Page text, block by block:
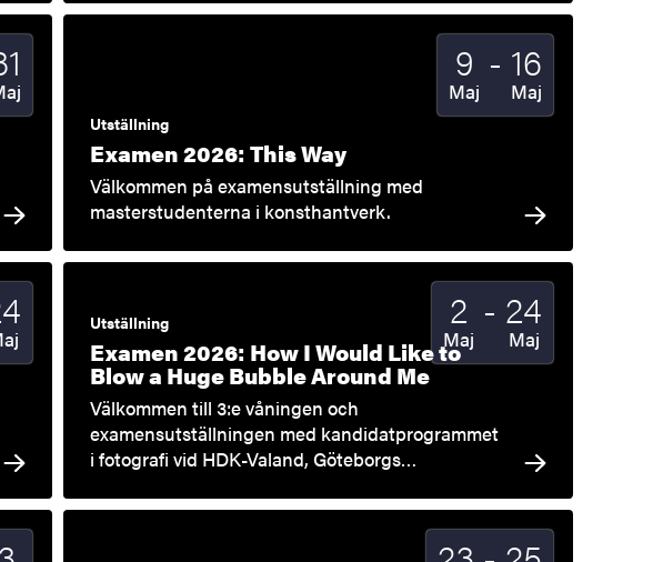
Slutdatum
2026
Utställning
Examen 2026: This Way
Välkommen på examensutställning med
masterstudenterna i konsthantverk.
Startdatum
9
Maj
2026 Till
- Slutdatum
16
Maj
2026
Utställning
Examen 2026: How I Would Like to
Blow a Huge Bubble Around Me
Välkommen till 3:e våningen och
examensutställningen med kandidatprogrammet
i fotografi vid HDK-Valand, Göteborgs…
Startdatum
2
Maj
2026 Till
- Slutdatum
24
Maj
2026
Startdatum
2026 Slutdatum
2026